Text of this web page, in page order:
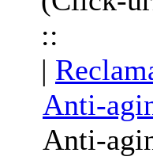
::
|
Anti-
Anti-